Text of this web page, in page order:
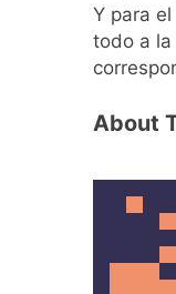
Y para
todo a
About